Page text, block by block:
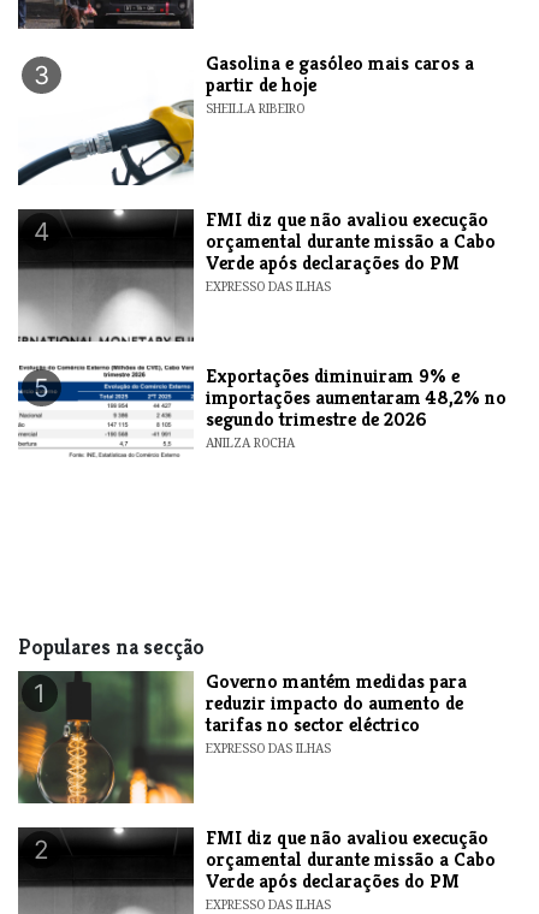
3
Gasolina e gasóleo mais caros a
partir de hoje
SHEILLA RIBEIRO
4
FMI diz que não avaliou execução
orçamental durante missão a Cabo
Verde após declarações do PM
EXPRESSO DAS ILHAS
5
Exportações diminuiram 9% e
importações aumentaram 48,2% no
segundo trimestre de 2026
ANILZA ROCHA
Populares na secção
1
Governo mantém medidas para
reduzir impacto do aumento de
tarifas no sector eléctrico
EXPRESSO DAS ILHAS
2
FMI diz que não avaliou execução
orçamental durante missão a Cabo
Verde após declarações do PM
EXPRESSO DAS ILHAS